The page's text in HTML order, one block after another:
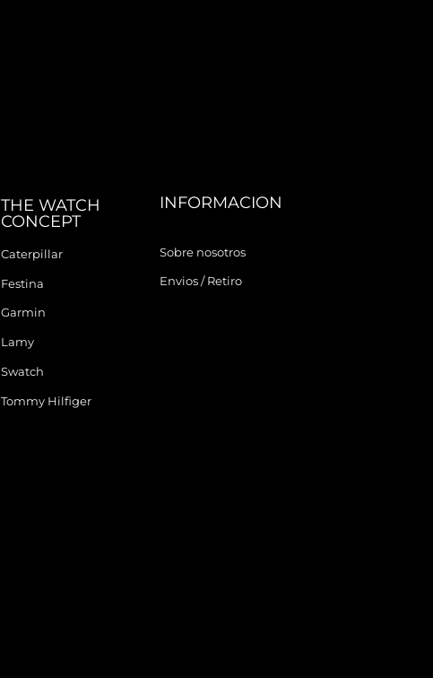
THE WATCH
CONCEPT
Caterpillar
Festina
Garmin
Lamy
Swatch
Tommy Hilfiger
INFORMACION
Sobre nosotros
Envios / Retiro